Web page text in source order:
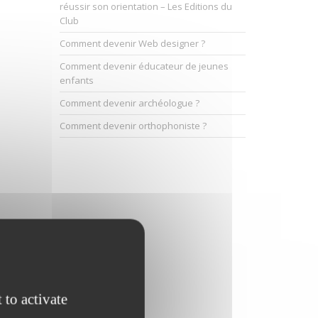
réussir son orientation – Les Editions du
Club
Comment devenir Web designer ?
Comment devenir éducateur de jeunes
enfants
Comment devenir archéologue ?
Comment devenir orthophoniste ?
to activate